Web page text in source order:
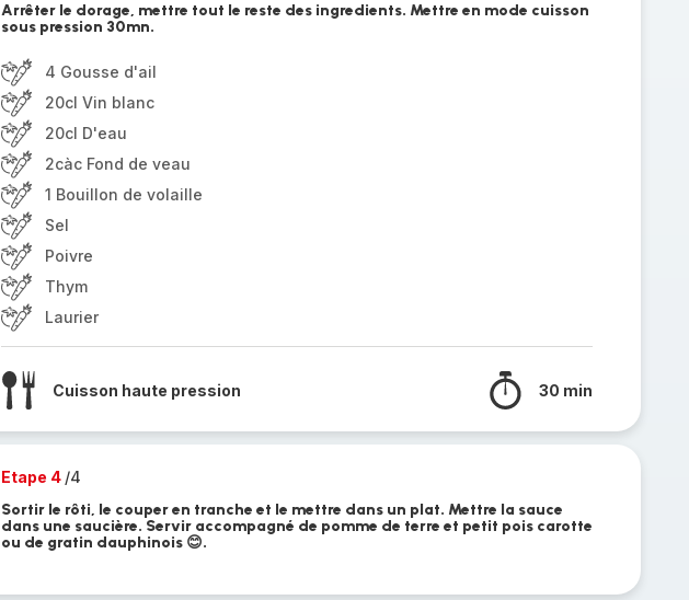
Arrêter le dorage, mettre tout le reste des ingredients. Mettre en mode cuisson
sous pression 30mn.
4 Gousse d'ail
20cl Vin blanc
20cl D'eau
2càc Fond de veau
1 Bouillon de volaille
Sel
Poivre
Thym
Laurier
Cuisson haute pression 30 min
Etape 4 /4
Sortir le rôti, le couper en tranche et le mettre dans un plat. Mettre la sauce
dans une saucière. Servir accompagné de pomme de terre et petit pois carotte
ou de gratin dauphinois 😊.